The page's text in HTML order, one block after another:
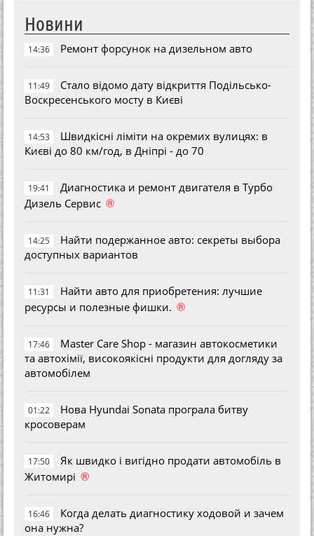
Новини
14:36 Ремонт форсунок на дизельном авто
11:49
Стало відомо дату відкриття Подільсько-
Воскресенського мосту в Києві
14:53
Швидкісні ліміти на окремих вулицях: в
Києві до 80 км/год, в Дніпрі - до 70
19:41
Диагностика и ремонт двигателя в Турбо
Дизель Сервис ®
14:25
Найти подержанное авто: секреты выбора
доступных вариантов
11:31
Найти авто для приобретения: лучшие
ресурсы и полезные фишки. ®
17:46
Master Care Shop - магазин автокосметики
та автохімії, високоякісні продукти для догляду за
автомобілем
01:22
Нова Hyundai Sonata програла битву
кросоверам
17:50
Як швидко і вигідно продати автомобіль в
Житомирі ®
16:46
Когда делать диагностику ходовой и зачем
она нужна?